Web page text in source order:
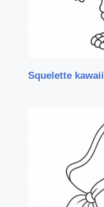
Squelette kawaii